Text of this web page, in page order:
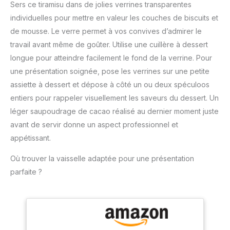
des gâteaux, des
gombo, de la mousse,
du café, des soupes,
des sauces, des
fois chauds et froids),
délicieux et beaux.
【Poignée aérographe
crème confortable】 La
distributeur de crème est
dotée d'un ressort
durable, sur lequel vous
pouvez appuyer
une forme crémeuse
sans exercer de
pression sur vos mains,
ce qui vous permet
【Belle décoration de
crème】 Que vous soyez
boulanger, vous pouvez
créer de beaux motifs de
crème avec un fouet à
PRECAUTIONS : garder
hors de portée des
enfants, Ne pas inhaler le
gaz, Ne pas toucher la
percutée, Ne pas
exposer à la chaleur
(four, soleil, micro-onde)
combinaison avec un
siphon à Soda
Sers ce tiramisu dans de jolies verrines transparentes
individuelles pour mettre en valeur les couches de biscuits et
de mousse. Le verre permet à vos convives d’admirer le
travail avant même de goûter. Utilise une cuillère à dessert
longue pour atteindre facilement le fond de la verrine. Pour
une présentation soignée, pose les verrines sur une petite
assiette à dessert et dépose à côté un ou deux spéculoos
entiers pour rappeler visuellement les saveurs du dessert. Un
léger saupoudrage de cacao réalisé au dernier moment juste
avant de servir donne un aspect professionnel et
appétissant.
Où trouver la vaisselle adaptée pour une présentation
parfaite ?